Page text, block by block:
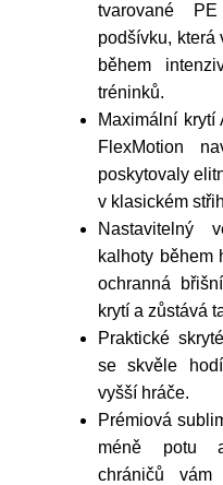
tvarované
podšívku, která
během
tréninků.
Maximální
FlexMotion
poskytovaly
v klasickém
Nastavitelný
kalhoty během
ochranná
krytí a zůstává
Praktické
se skvěle
vyšší hráče.
Prémiová
méně potu
chráničů